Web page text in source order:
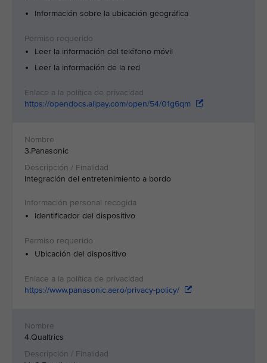
Información sobre la ubicación geográfica
Leer la información del teléfono móvil
Leer la información de la red
https://opendocs.alipay.com/open/54/01g6qm
3.Panasonic
Integración del entretenimiento a bordo
Identificador del dispositivo
Ubicación del dispositivo
https://www.panasonic.aero/privacy-policy/
4.Qualtrics